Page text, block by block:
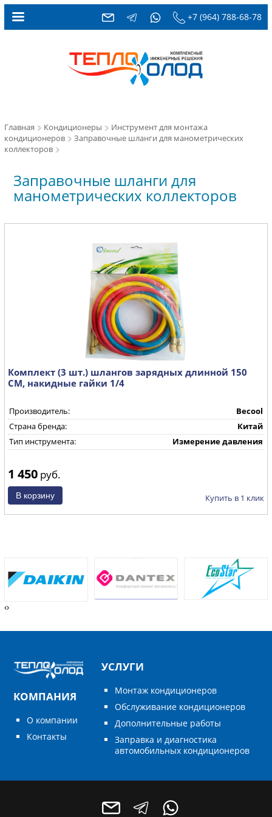
+7 (964) 788-68-78
Главная Кондиционеры
Инструмент для монтажа
кондиционеров
Заправочные шланги для манометрических
коллекторов
Заправочные шланги для
манометрических коллекторов
Комплект (3 шт.) шлангов зарядных длинной 150
CМ, накидные гайки 1/4
Производитель:
Becool
Страна бренда:
Китай
Тип инструмента:
Измерение давления
1 450 руб.
Купить в 1 клик
‹›
КОМПАНИЯ
О компании
Контакты
УСЛУГИ
Монтаж кондиционеров
Обслуживание кондиционеров
Дополнительные работы
Заправка и диагностика
автомобильных кондиционеров